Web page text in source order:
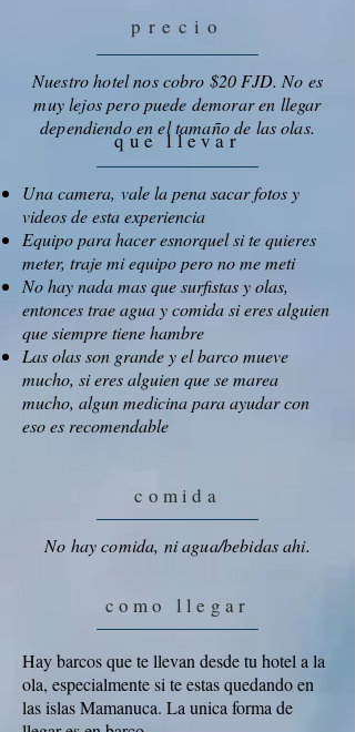
que llevar
precio
Nuestro hotel nos cobro $20 FJD. No es
muy lejos pero puede demorar en llegar
dependiendo en el tamaño de las olas.
Una camera, vale la pena sacar fotos y
videos de esta experiencia
Equipo para hacer esnorquel si te quieres
meter, traje mi equipo pero no me meti
No hay nada mas que surfistas y olas,
entonces trae agua y comida si eres alguien
que siempre tiene hambre
Las olas son grande y el barco mueve
mucho, si eres alguien que se marea
mucho, algun medicina para ayudar con
eso es recomendable
comida
No hay comida, ni agua/bebidas ahi.
como llegar
Hay barcos que te llevan desde tu hotel a la
ola, especialmente si te estas quedando en
las islas Mamanuca. La unica forma de